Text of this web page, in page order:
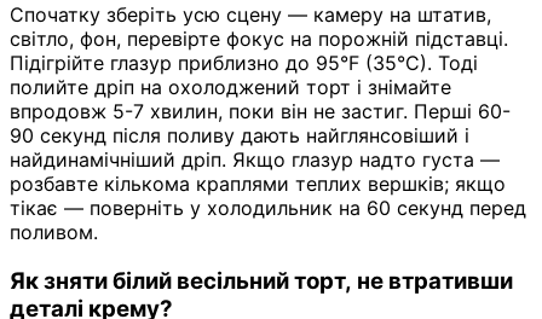
Спочатку зберіть усю сцену — камеру на штатив,
світло, фон, перевірте фокус на порожній підставці.
Підігрійте глазур приблизно до 95°F (35°C). Тоді
полийте дріп на охолоджений торт і знімайте
впродовж 5-7 хвилин, поки він не застиг. Перші 60-
90 секунд після поливу дають найглянсовіший і
найдинамічніший дріп. Якщо глазур надто густа —
розбавте кількома краплями теплих вершків; якщо
тікає — поверніть у холодильник на 60 секунд перед
поливом.
Як зняти білий весільний торт, не втративши
деталі крему?